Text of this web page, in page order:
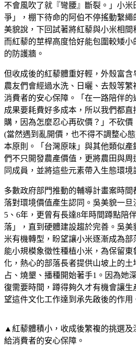
不會風吹了就『彎腰』斷裂。」小
爭」，棚下待命的阿伯不停搖動繫
美貌說，下回試著將紅藜與小米相間
而紅藜的莖桿高度恰好能包圍較矮
的防護牆。
但收成後的紅藜體重好輕，外殼富
農友們會經過水洗、日曬、去殼等
消費者的安心保障。「在一路陪伴
成果要耗費好多成本，所以我們都
購，因為怎麼忍心再砍價？」不砍
(當然遇到亂開價，也不得不調整心
本原則。「台灣原味」與其他類似
們不只開發農產價值，更將農田與
同成員，並將這些元素帶入生態環境
多數政府部門推動的輔導計畫案時
落對環境價值產生認同。吳美貌一旦
5、6年，更曾有長達8年時間蹲點陪
落」，直到硬體建設趨於完善。吳
米有機轉型，盼望讓小米逐漸成為部
能小規模象徵性種植小米，為保留
化，熱心的部落長者提供山坡上的
占、燒墾、播種開始著手1。因為她
復需要時間，蹲得夠久才有機會讓
望這件文化工作達到承先啟後的作用
▲紅藜體積小，收成後繁複的挑選及
給消費者的安心保障。